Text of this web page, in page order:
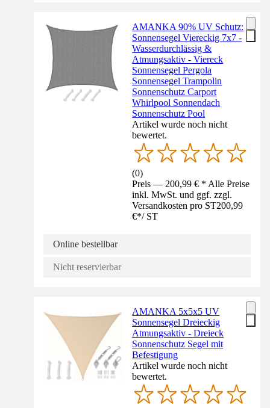
AMANKA 90% UV Schutz:
Sonnensegel Viereckig 7x7 -
Wasserdurchlässig &
Atmungsaktiv - Viereck
Sonnensegel Pergola
Sonnensegel Trampolin
Sonnenschutz Carport
Whirlpool Sonnendach
Sonnenschutz Pool
Artikel wurde noch nicht
bewertet.
(0)
Preis — 200,99 € * Alle Preise
inkl. MwSt. und ggf. zzgl.
Versandkosten pro ST200,99
€*/ ST
Online bestellbar
Nicht reservierbar
AMANKA 5x5x5 UV
Sonnensegel Dreieckig
Atmungsaktiv - Dreieck
Sonnenschutz Segel mit
Befestigung
Artikel wurde noch nicht
bewertet.